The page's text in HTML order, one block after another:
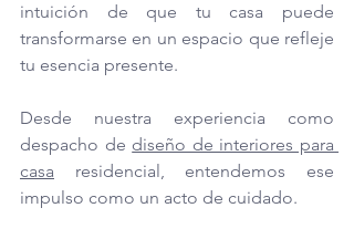
intuición de que tu casa puede
transformarse en un espacio que refleje
tu esencia presente.
Desde nuestra experiencia como
despacho de diseño de interiores para
casa residencial, entendemos ese
impulso como un acto de cuidado.